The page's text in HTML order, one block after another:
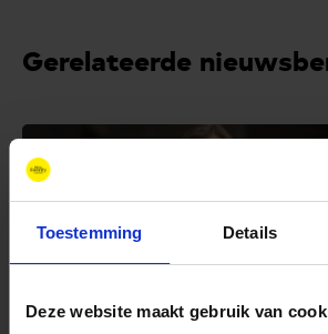
Toestemming Details
Deze website maakt gebruik van
Gerelateerde